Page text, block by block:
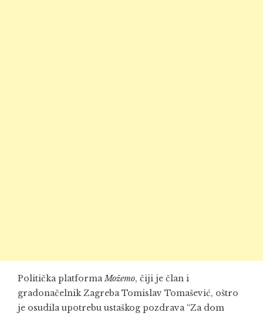
Politička platformaMožemo, čiji je član i
gradonačelnik Zagreba Tomislav Tomašević, oštro
je osudila upotrebu ustaškog pozdrava “Za dom